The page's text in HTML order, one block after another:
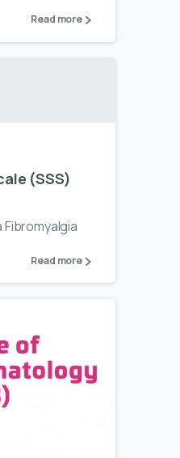
Read more
(SSS)
Fibromyalgia
Read more